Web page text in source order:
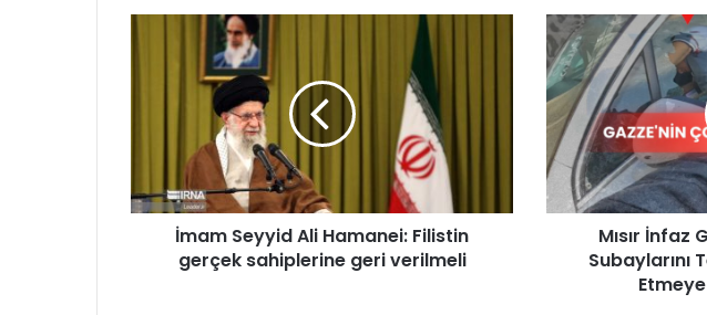
İmam Seyyid Ali Hamanei: Filistin
gerçek sahiplerine geri verilmeli
Mısır İnfaz
Subaylarını